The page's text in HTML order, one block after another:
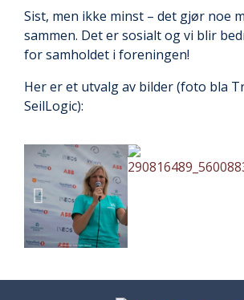
Sist, men ikke minst – det gjør noe
sammen. Det er sosialt og vi blir
for samholdet i foreningen!
Her er et utvalg av bilder (foto bla
SeilLogic):